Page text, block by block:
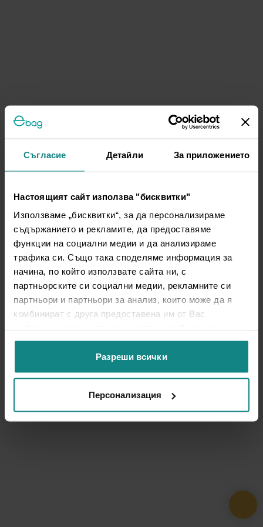
Съгласие Детайли За приложението
Настоящият сайт използва "бисквитки"
Използваме „бисквитки“, за да персонализираме
съдържанието и рекламите, да предоставяме
функции на социални медии и да анализираме
трафика си. Също така споделяме информация за
начина, по който използвате сайта ни, с
партньорските си социални медии, рекламните си
партньори и партньори за анализ, които може да я
комбинират с друга предоставена им от Вас
ползването от Ваша страна на услугите им.
Разреши всички
Персонализация